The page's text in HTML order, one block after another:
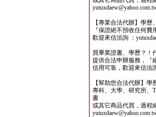
【專業合法代辦】學
『保證絕不預收任何
歡迎來信洽詢 ：
買畢業證書、學歷？！
提供合法申辦服務，『
信用可靠，歡迎來信洽
【幫助您合法代辦】
專科、大學、研究所、
書
或其它商品代買，過程